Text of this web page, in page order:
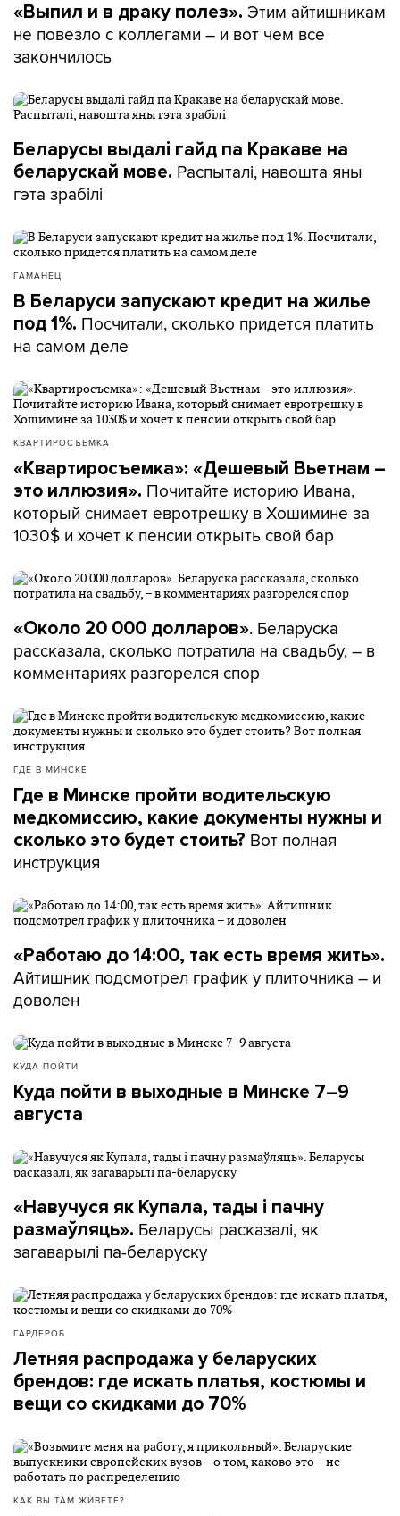
«Выпил и в драку полез». Этим айтишникам
не повезло с коллегами – и вот чем все
закончилось
Беларусы выдалі гайд па Кракаве на
беларускай мове. Распыталі, навошта яны
гэта зрабілі
ГАМАНЕЦ
В Беларуси запускают кредит на жилье
под 1%. Посчитали, сколько придется платить
на самом деле
КВАРТИРОСЪЕМКА
«Квартиросъемка»: «Дешевый Вьетнам –
это иллюзия». Почитайте историю Ивана,
который снимает евротрешку в Хошимине за
1030$ и хочет к пенсии открыть свой бар
«Около 20 000 долларов». Беларуска
рассказала, сколько потратила на свадьбу, – в
комментариях разгорелся спор
ГДЕ В МИНСКЕ
Где в Минске пройти водительскую
медкомиссию, какие документы нужны и
сколько это будет стоить? Вот полная
инструкция
«Работаю до 14:00, так есть время жить».
Айтишник подсмотрел график у плиточника – и
доволен
КУДА ПОЙТИ
Куда пойти в выходные в Минске 7–9
августа
«Навучуся як Купала, тады і пачну
размаўляць». Беларусы расказалі, як
загаварылі па-беларуску
ГАРДЕРОБ
Летняя распродажа у беларуских
брендов: где искать платья, костюмы и
вещи со скидками до 70%
КАК ВЫ ТАМ ЖИВЕТЕ?